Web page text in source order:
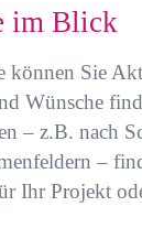
im Blick
können Sie
Wünsche
– z.B. nach
–
Ihr Projekt